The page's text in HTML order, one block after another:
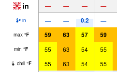
in — — — —
in — — 0.2 —
max °F 59 63 57 59
min °F 55 63 54 55
chill °F 55 63 54 55